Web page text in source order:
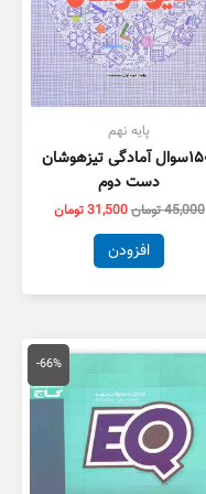
پایه نهم
۱۵۰۰سوال آمادگی تیزهوشان
دست دوم
45,000تومان31,500تومان
افزودن
-66%
قیمت
590,000 تومان
بود.
قیمت
فعلی
است.